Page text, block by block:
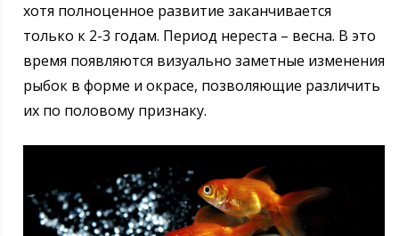
хотя полноценное развитие заканчивается
только к 2-3 годам. Период нереста – весна. В это
время появляются визуально заметные изменения
рыбок в форме и окрасе, позволяющие различить
их по половому признаку.